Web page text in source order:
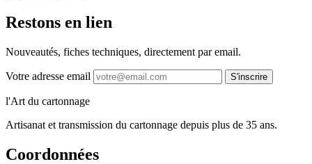
Restons en lien
Nouveautés, fiches techniques, directement par email.
Votre adresse email S'inscrire
l'Art du cartonnage
Artisanat et transmission du cartonnage depuis plus de 35 ans.
Coordonnées